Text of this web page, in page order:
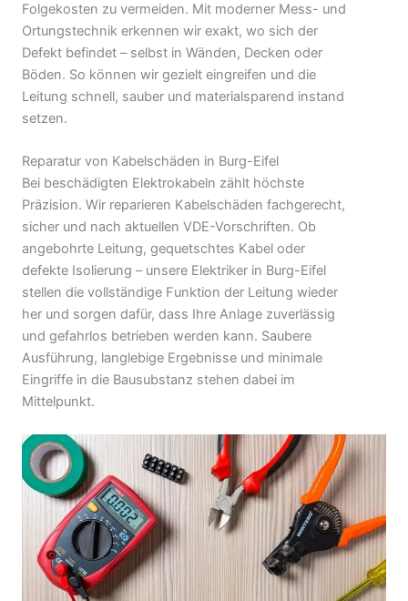
Folgekosten zu vermeiden. Mit moderner Mess- und
Ortungstechnik erkennen wir exakt, wo sich der
Defekt befindet – selbst in Wänden, Decken oder
Böden. So können wir gezielt eingreifen und die
Leitung schnell, sauber und materialsparend instand
setzen.
Reparatur von Kabelschäden in Burg-Eifel
Bei beschädigten Elektrokabeln zählt höchste
Präzision. Wir reparieren Kabelschäden fachgerecht,
sicher und nach aktuellen VDE-Vorschriften. Ob
angebohrte Leitung, gequetschtes Kabel oder
defekte Isolierung – unsere Elektriker in Burg-Eifel
stellen die vollständige Funktion der Leitung wieder
her und sorgen dafür, dass Ihre Anlage zuverlässig
und gefahrlos betrieben werden kann. Saubere
Ausführung, langlebige Ergebnisse und minimale
Eingriffe in die Bausubstanz stehen dabei im
Mittelpunkt.